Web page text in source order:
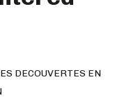
DECOUVERTES EN